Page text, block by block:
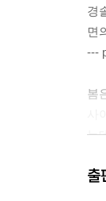
경
면
---
봄
는
---
출